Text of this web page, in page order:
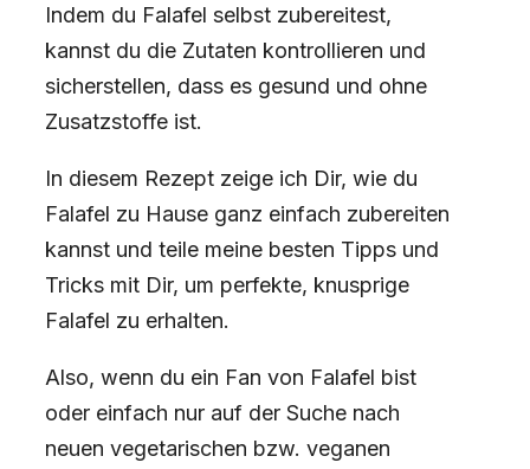
Indem du Falafel selbst zubereitest,
kannst du die Zutaten kontrollieren und
sicherstellen, dass es gesund und ohne
Zusatzstoffe ist.
In diesem Rezept zeige ich Dir, wie du
Falafel zu Hause ganz einfach zubereiten
kannst und teile meine besten Tipps und
Tricks mit Dir, um perfekte, knusprige
Falafel zu erhalten.
Also, wenn du ein Fan von Falafel bist
oder einfach nur auf der Suche nach
neuen vegetarischen bzw. veganen